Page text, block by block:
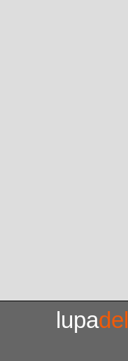
lupadel